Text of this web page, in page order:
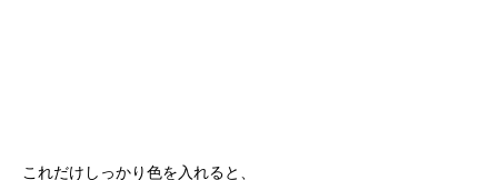
これだけしっかり色を入れると、